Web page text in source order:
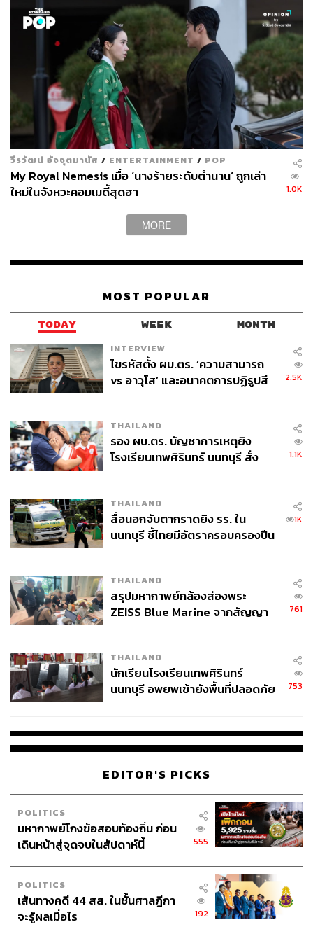
คลิกชมตัวอย่างซีรีส์When the Camellia Blooms :www.netfl
ix.com/th/title/81144925
กงฮโยจิน นักแสดงหญิงผู้คร่ำหวอดอยู่ในวงการบันเทิงเกาหลี
มากว่า 20 ปี ซึ่งเดบิวต์ในฐานะนักแสดงผ่านภาพยนตร์เรื่อง
Memento Moriในปี 1999 ก่อนที่เธอจะมีผลงานซีรีส์ที่แฟน
The Master’s Sun, It’s Ok, This is Love
และJealousy IncarnateโดยWhen the Camellia Blooms
เป็นการรับเล่นซีรีส์ในรอบ 3 ปีของเธอ
ซีรีส์My Mom! Super Mom!ในปี 2007 ก่อนจะมีผลงานซีรีส์
อย่างTo The Beautiful You,The Heirs,Misaeng
Moon
Lovers: Scarlet Heart RyeoโดยWhen the Camellia
ที่เพิ่งปลดประจำการทหารเมื่อเดือนพฤษภาคมที่ผ่านมา
www.soompi.com/article/1337374wpp/kang-ha-neul-
and-gong-hyo-jin-confirmed-for-upcoming-romance-d
rama
www.soompi.com/article/1340543wpp/son-dam-bi-c
onfirmed-to-join-gong-hyo-jin-and-kang-ha-neul-in-u
pcoming-drama
www.soompi.com/article/1348403wpp/gong-hyo-jin-
opens-up-about-what-drew-her-to-upcoming-drama-
วีรวัฒน์ อัจจุตมานัส / ENTERTAINMENT / POP
My Royal Nemesis เมื่อ ‘นางร้ายระดับตำนาน’ ถูกเล่า
ใหม่ในจังหวะคอมเมดี้สุดฮา
1.0K
MORE
MOST POPULAR
TODAY WEEK MONTH
INTERVIEW
ไขรหัสตั้ง ผบ.ตร. ‘ความสามารถ
vs อาวุโส’ และอนาคตการปฏิรูปสี
2.5K
THAILAND
รอง ผบ.ตร. บัญชาการเหตุยิง
โรงเรียนเทพศิรินทร์ นนทบุรี สั่ง
1.1K
THAILAND
สื่อนอกจับตากราดยิง รร. ใน
นนทบุรี ชี้ไทยมีอัตราครอบครองปืน
1K
THAILAND
สรุปมหากาพย์กล้องส่องพระ
ZEISS Blue Marine จากสัญญา
จ่ายหนี้-แอบระบุแบรนด์
761
THAILAND
นักเรียนโรงเรียนเทพศิรินทร์
นนทบุรี อพยพเข้ายังพื้นที่ปลอดภัย
753
EDITOR'S PICKS
POLITICS
มหากาพย์โกงข้อสอบท้องถิ่น ก่อน
เดินหน้าสู่จุดจบในสัปดาห์นี้
555
POLITICS
เส้นทางคดี 44 สส. ในชั้นศาลฎีกา
จะรู้ผลเมื่อไร
192